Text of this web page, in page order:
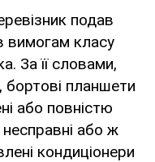
подав
вимогам класу
За її словами,
бортові планшети
або повністю
несправні або ж
кондиціонери